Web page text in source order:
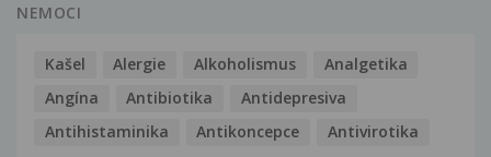
NEMOCI
Kašel Alergie Alkoholismus
Analgetika
Angína
Antibiotika
Antidepresiva
Antihistaminika
Antikoncepce Antivirotika